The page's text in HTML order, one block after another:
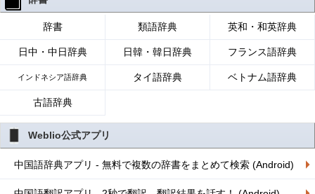
辞書 類語辞典 英和・和英辞典
日中・中日辞典 日韓・韓日辞典 フランス語辞典
インドネシア語辞典 タイ語辞典 ベトナム語辞典
古語辞典
Weblio公式アプリ
中国語辞典アプリ - 無料で複数の辞書をまとめて検索 (Android)